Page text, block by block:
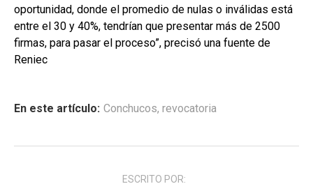
oportunidad, donde el promedio de nulas o inválidas está
entre el 30 y 40%, tendrían que presentar más de 2500
firmas, para pasar el proceso”, precisó una fuente de
Reniec
En este artículo: Conchucos, revocatoria
ESCRITO POR: